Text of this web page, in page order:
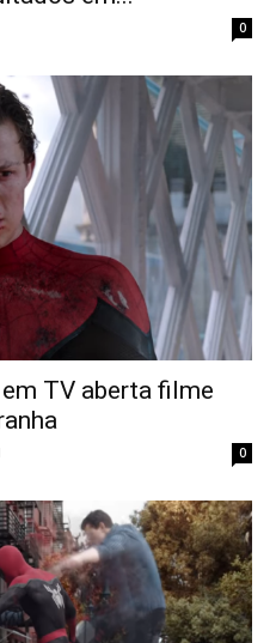
0
TV aberta filme
0